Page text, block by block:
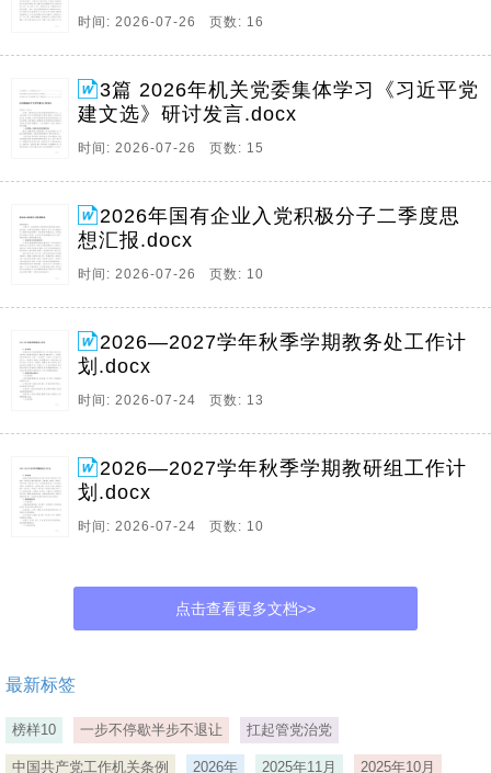
时间: 2026-07-26 页数: 16
3篇 2026年机关党委集体学习《习近平党
建文选》研讨发言.docx
时间: 2026-07-26 页数: 15
2026年国有企业入党积极分子二季度思
想汇报.docx
时间: 2026-07-26 页数: 10
2026—2027学年秋季学期教务处工作计
划.docx
时间: 2026-07-24 页数: 13
2026—2027学年秋季学期教研组工作计
划.docx
时间: 2026-07-24 页数: 10
点击查看更多文档>>
最新标签
榜样10 一步不停歇半步不退让 扛起管党治党
中国共产党工作机关条例 2026年 2025年11月 2025年10月